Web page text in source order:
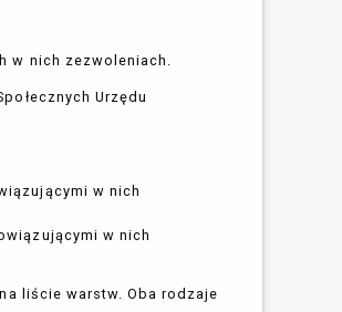
w nich zezwoleniach.
Urzędu
w nich
w nich
liście warstw. Oba rodzaje